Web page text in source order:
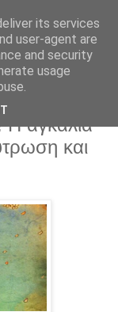
Η αγκαλιά
και
its services
user-agent are
and security
usage